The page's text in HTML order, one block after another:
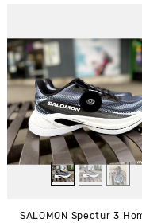
SALOMON Spectur 3